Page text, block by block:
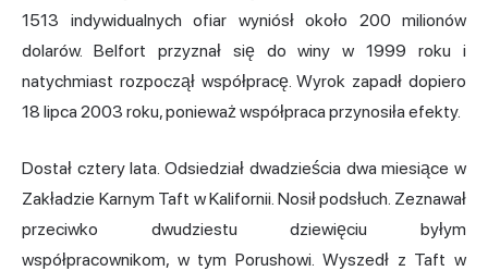
1513 indywidualnych ofiar wyniósł około 200 milionów
dolarów. Belfort przyznał się do winy w 1999 roku i
natychmiast rozpoczął współpracę. Wyrok zapadł dopiero
18 lipca 2003 roku, ponieważ współpraca przynosiła efekty.
Dostał cztery lata. Odsiedział dwadzieścia dwa miesiące w
Zakładzie Karnym Taft w Kalifornii. Nosił podsłuch. Zeznawał
przeciwko dwudziestu dziewięciu byłym
współpracownikom, w tym Porushowi. Wyszedł z Taft w